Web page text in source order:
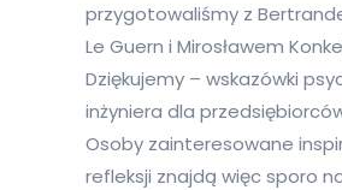
przygotowaliśmy z
Le Guern i Mirosławem
Dziękujemy – wskazówki
inżyniera dla
Osoby zainteresowane
refleksji znajdą więc sporo